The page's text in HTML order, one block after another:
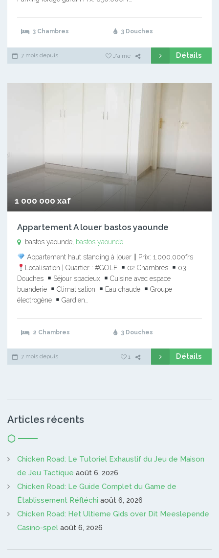
3 Chambres 3 Douches
7 mois depuis J'aime Détails
1 000 000 xaf
Appartement A louer bastos yaounde
bastos yaounde, bastos yaounde
Appartement haut standing à louer || Prix: 1.000.000frs
Localisation | Quartier : #GOLF
02 Chambres
03
Douches
Séjour spacieux
Cuisine avec espace
buanderie
Climatisation Eau chaude
Groupe
électrogène
Gardien…
2 Chambres 3 Douches
7 mois depuis 1 Détails
Articles récents
Chicken Road: Le Tutoriel Exhaustif du Jeu de Maison
de Jeu Tactique août 6, 2026
Chicken Road: Le Guide Complet du Game de
Établissement Réfléchi août 6, 2026
Chicken Road: Het Ultieme Gids over Dit Meeslepende
Casino-spel août 6, 2026